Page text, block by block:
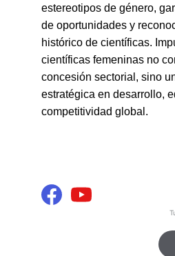
estereotipos de género,
de oportunidades y
histórico de científicas.
científicas femeninas no
concesión sectorial, sino
estratégica en desarrollo,
competitividad global.